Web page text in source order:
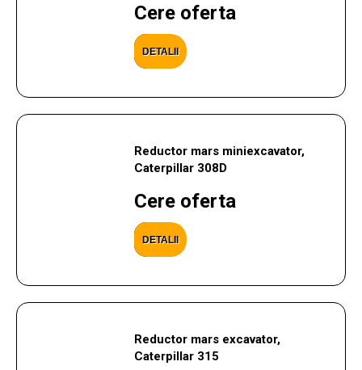
Cere oferta
DETALII
Reductor mars miniexcavator,
Caterpillar 308D
Cere oferta
DETALII
Reductor mars excavator,
Caterpillar 315